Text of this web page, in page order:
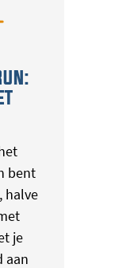
bent
halve
je
aan